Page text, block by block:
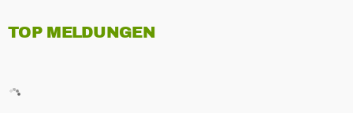
TOP MELDUNGEN